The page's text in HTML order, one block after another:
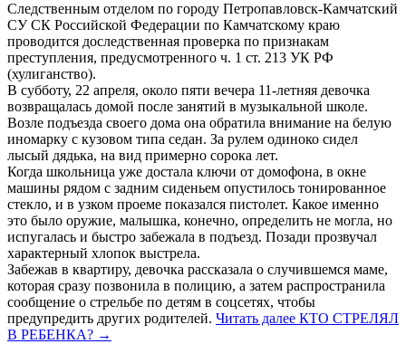
Следственным отделом по городу Петропавловск-Камчатский
СУ СК Российской Федерации по Камчатскому краю
проводится доследственная проверка по признакам
преступления, предусмотренного ч. 1 ст. 213 УК РФ
(хулиганство).
В субботу, 22 апреля, около пяти вечера 11-летняя девочка
возвращалась домой после занятий в музыкальной школе.
Возле подъезда своего дома она обратила внимание на белую
иномарку с кузовом типа седан. За рулем одиноко сидел
лысый дядька, на вид примерно сорока лет.
Когда школьница уже достала ключи от домофона, в окне
машины рядом с задним сиденьем опустилось тонированное
стекло, и в узком проеме показался пистолет. Какое именно
это было оружие, малышка, конечно, определить не могла, но
испугалась и быстро забежала в подъезд. Позади прозвучал
характерный хлопок выстрела.
Забежав в квартиру, девочка рассказала о случившемся маме,
которая сразу позвонила в полицию, а затем распространила
сообщение о стрельбе по детям в соцсетях, чтобы
предупредить других родителей. Читать далее КТО СТРЕЛЯЛ
В РЕБЕНКА? →